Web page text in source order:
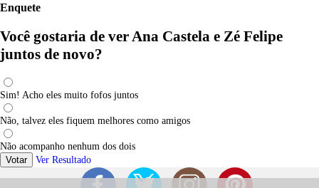
Enquete
Você gostaria de ver Ana Castela e Zé Felipe
juntos de novo?
Sim! Acho eles muito fofos juntos
Não, talvez eles fiquem melhores como amigos
Não acompanho nenhum dos dois
Votar
Ver Resultado